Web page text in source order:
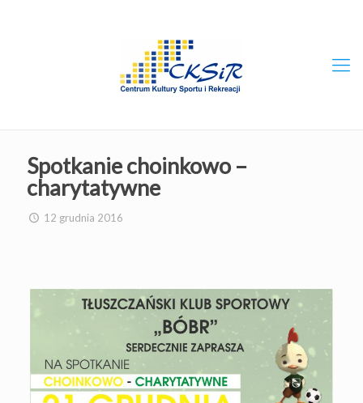
Spotkanie choinkowo –
charytatywne
12 grudnia 2016